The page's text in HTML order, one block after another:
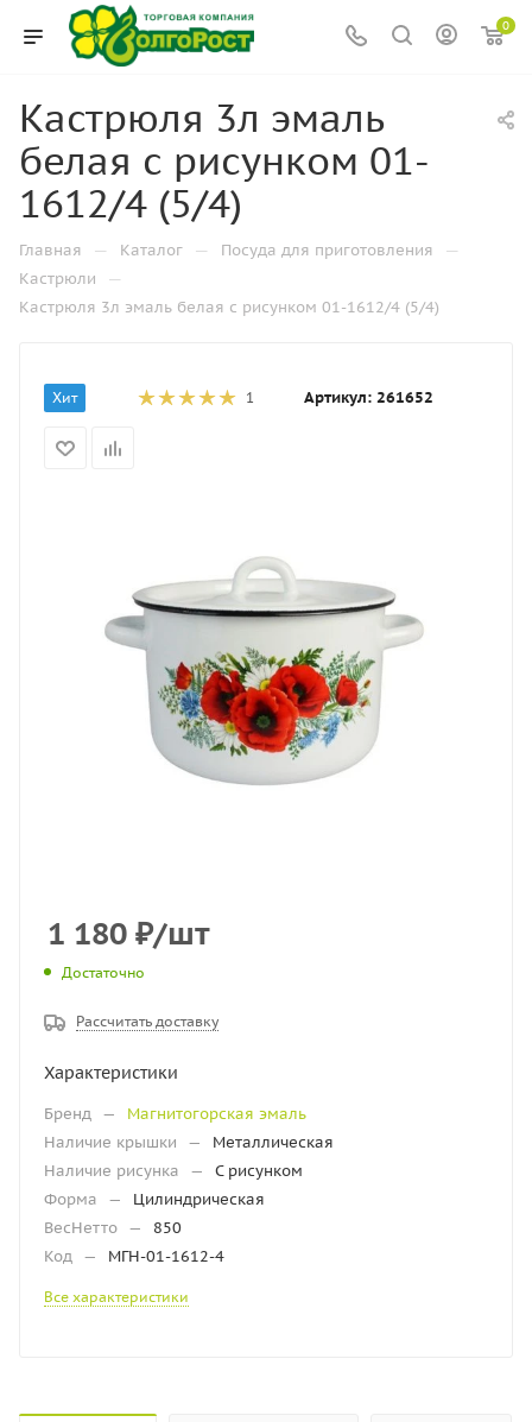
0
Кастрюля 3л эмаль
белая с рисунком 01-
1612/4 (5/4)
Главная — Каталог — Посуда для приготовления —
Кастрюли —
Кастрюля 3л эмаль белая с рисунком 01-1612/4 (5/4)
Хит 1 Артикул: 261652
1 180 ₽/шт
Достаточно
Рассчитать доставку
Характеристики
Бренд —
Магнитогорская эмаль
Наличие крышки
—
Металлическая
Наличие рисунка
—
С рисунком
Форма
—
Цилиндрическая
ВесНетто —
850
Код — МГН-01-1612-4
Все характеристики